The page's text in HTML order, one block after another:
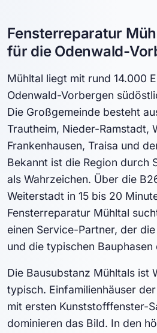
Fensterreparatur
für die Odenwald-
Mühltal liegt mit rund 14.000
Odenwald-Vorbergen
Die Großgemeinde besteht
Trautheim, Nieder-Ramstadt,
Frankenhausen, Traisa und
Bekannt ist die Region durch
als Wahrzeichen. Über die
Weiterstadt in 15 bis 20
Fensterreparatur Mühltal
einen Service-Partner, der
und die typischen Bauphasen
Die Bausubstanz Mühltals ist
typisch. Einfamilienhäuser
mit ersten Kunststofffenster-
dominieren das Bild. In den